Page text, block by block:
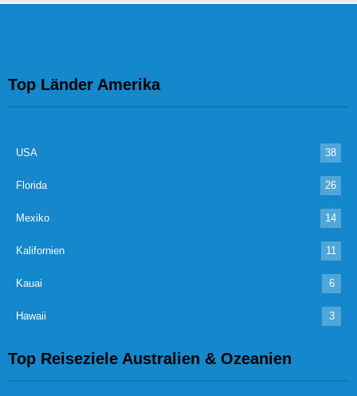
Top Länder Amerika
USA 38
Florida 26
Mexiko 14
Kalifornien 11
Kauai 6
Hawaii 3
Top Reiseziele Australien & Ozeanien